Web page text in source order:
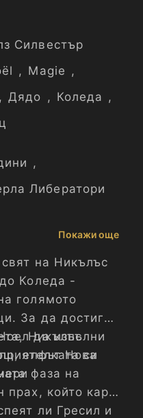
Силвестър
, Magie ,
, Дядо , Коледа ,
,
Либератори
Покажи още
на Никълъс
Коледа -
голямото
За да достигне
Никълъс
си
фаза на
да изпълни
елфът Нова
прах, който кара
ли Гресил и